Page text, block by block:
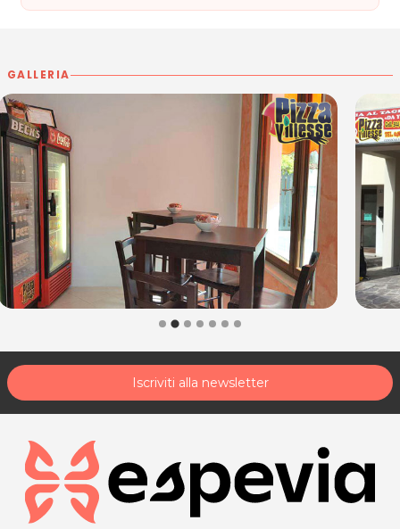
Villesse (GO)
Per ulteriori informazioni sull'offerta o sulle modalità di
acquisto scrivi a
GALLERIA
Iscriviti alla newsletter